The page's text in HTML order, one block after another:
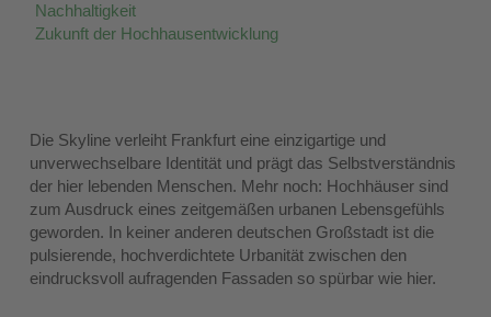
Nachhaltigkeit
Zukunft der Hochhausentwicklung
Die Skyline verleiht Frankfurt eine einzigartige und
unverwechselbare Identität und prägt das Selbstverständnis
der hier lebenden Menschen. Mehr noch: Hochhäuser sind
zum Ausdruck eines zeitgemäßen urbanen Lebensgefühls
geworden. In keiner anderen deutschen Großstadt ist die
pulsierende, hochverdichtete Urbanität zwischen den
eindrucksvoll aufragenden Fassaden so spürbar wie hier.